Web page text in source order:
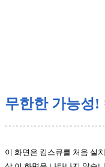
무한한 가능성!
이 화면은 킴스큐를 처음 설